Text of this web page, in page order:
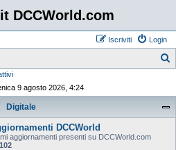
DCCWorld.com
Login
Iscriviti
9 agosto 2026, 4:24
Digitale
DCCWorld
aggiornamenti presenti su DCCWorld.com